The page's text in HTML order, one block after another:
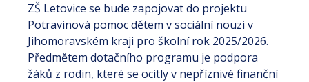
ZŠ Letovice se bude zapojovat do projektu
Potravinová pomoc dětem v sociální nouzi v
Jihomoravském kraji pro školní rok 2025/2026.
Předmětem dotačního programu je podpora
žáků z rodin, které se ocitly v nepříznivé finanční